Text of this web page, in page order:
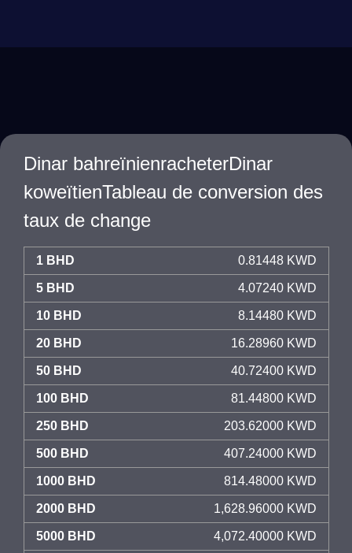
Dinar bahreïnienracheterDinar
koweïtienTableau de conversion des
taux de change
1 BHD 0.81448 KWD
5 BHD 4.07240 KWD
10 BHD 8.14480 KWD
20 BHD 16.28960 KWD
50 BHD 40.72400 KWD
100 BHD 81.44800 KWD
250 BHD 203.62000 KWD
500 BHD 407.24000 KWD
1000 BHD 814.48000 KWD
2000 BHD 1,628.96000 KWD
5000 BHD 4,072.40000 KWD